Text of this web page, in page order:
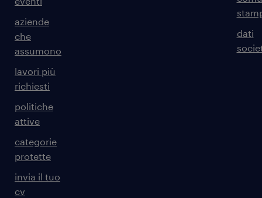
aziende
che
assumono
lavori più
richiesti
politiche
attive
categorie
protette
invia il tuo
cv
dati